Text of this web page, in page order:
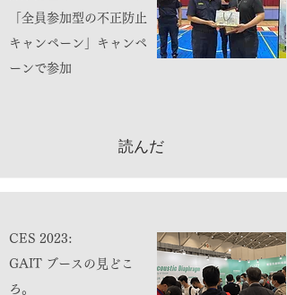
「全員参加型の不正防止
キャンペーン」キャンペ
ーンで参加
読んだ
CES 2023:
GAIT ブースの見どこ
ろ。